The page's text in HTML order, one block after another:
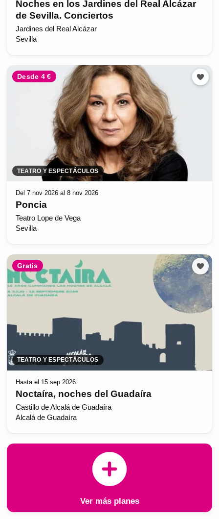
Noches en los Jardines del Real Alcázar
de Sevilla. Conciertos
Jardines del Real Alcázar
Sevilla
Desde 4 €
TEATRO Y ESPECTÁCULOS
Del 7 nov 2026 al 8 nov 2026
Poncia
Teatro Lope de Vega
Sevilla
Gratis
TEATRO Y ESPECTÁCULOS
Hasta el 15 sep 2026
Noctaíra, noches del Guadaíra
Castillo de Alcalá de Guadaíra
Alcalá de Guadaíra
Ver más planes